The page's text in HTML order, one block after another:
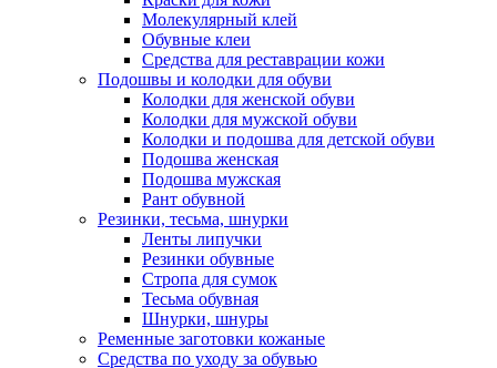
Молекулярный клей
Обувные клеи
Средства для реставрации кожи
Подошвы и колодки для обуви
Колодки для женской обуви
Колодки для мужской обуви
Колодки и подошва для детской обуви
Подошва женская
Подошва мужская
Рант обувной
Резинки, тесьма, шнурки
Ленты липучки
Резинки обувные
Стропа для сумок
Тесьма обувная
Шнурки, шнуры
Ременные заготовки кожаные
Средства по уходу за обувью